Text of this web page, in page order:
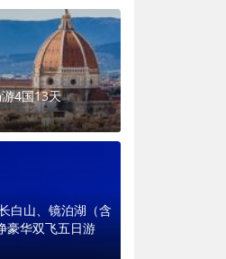
4国13天
白山、镜泊湖（含
豪华双飞五日游